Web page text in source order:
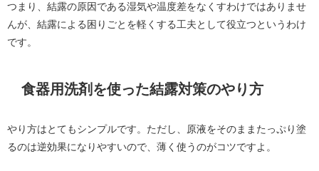
つまり、結露の原因である湿気や温度差をなくすわけではありませ
んが、結露による困りごとを軽くする工夫として役立つというわけ
です。
食器用洗剤を使った結露対策のやり方
やり方はとてもシンプルです。ただし、原液をそのままたっぷり塗
るのは逆効果になりやすいので、薄く使うのがコツですよ。